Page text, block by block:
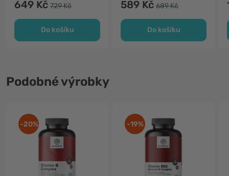
649 Kč 729 Kč
Do košíku
589 Kč 689 Kč
Do košíku
Podobné výrobky
-20% -19%